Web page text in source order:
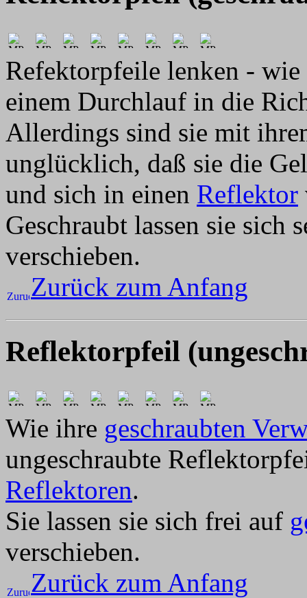
Refektorpfeile lenken -
einem Durchlauf in die
Allerdings sind sie mit
unglücklich, daß sie die
und sich in einen Reflektor
Geschraubt lassen sie sich
verschieben.
Zurück zum Anfang
Reflektorpfeil
Wie ihre geschraubten
ungeschraubte
Reflektoren.
Sie lassen sie sich frei auf
verschieben.
Zurück zum Anfang